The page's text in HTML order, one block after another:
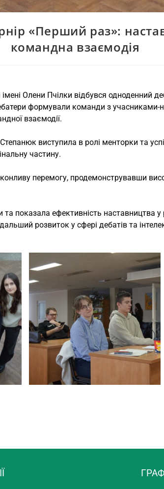
«Перший раз»:
командна взаємодія
імені Олени Пчілки відбувся одноденний
формували команди з
взаємодії.
виступила в ролі менторки та
частину.
перемогу, продемонструвавши
показала ефективність наставництва
розвиток у сфері дебатів та